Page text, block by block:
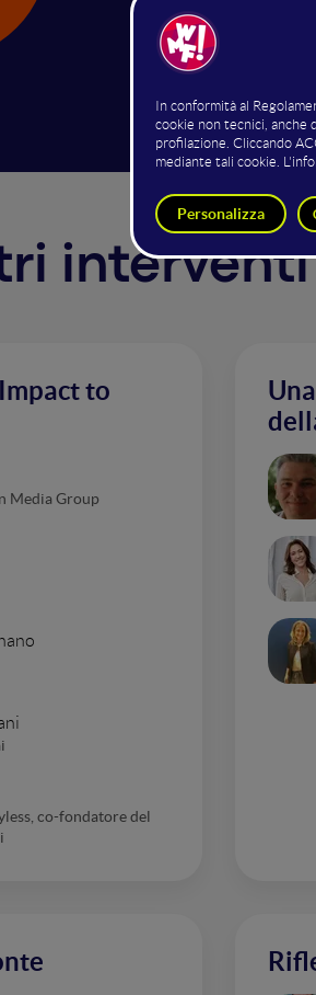
We are RINGIL.
platform gathering
to
Media Group
co-fondatore del